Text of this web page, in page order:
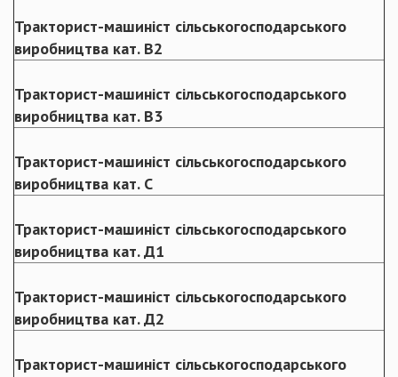
Тракторист-машиніст сільськогосподарського
виробництва кат. В2
Тракторист-машиніст сільськогосподарського
виробництва кат. В3
Тракторист-машиніст сільськогосподарського
виробництва кат. С
Тракторист-машиніст сільськогосподарського
виробництва кат. Д1
Тракторист-машиніст сільськогосподарського
виробництва кат. Д2
Тракторист-машиніст сільськогосподарського